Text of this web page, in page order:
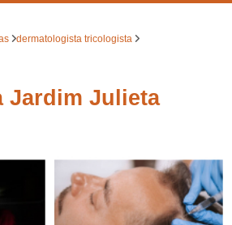
dermatologista tricologista
Jardim Julieta